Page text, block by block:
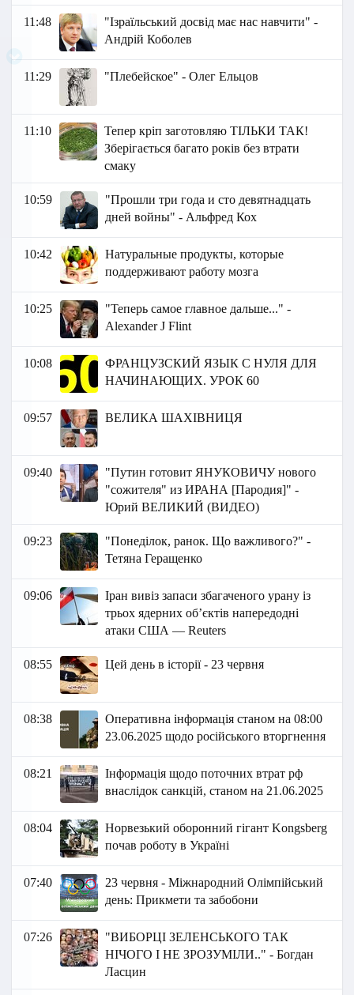
11:48
"Ізраїльський досвід має нас навчити" -
Андрій Коболев
11:29 "Плебейское" - Олег Ельцов
11:10
Тепер кріп заготовляю ТІЛЬКИ ТАК!
Зберігається багато років без втрати
смаку
10:59
"Прошли три года и сто девятнадцать
дней войны" - Альфред Кох
10:42
Натуральные продукты, которые
поддерживают работу мозга
10:25
"Теперь самое главное дальше..." -
Аlexander J Flint
10:08
ФРАНЦУЗСКИЙ ЯЗЫК C НУЛЯ ДЛЯ
НАЧИНАЮЩИХ. УРОК 60
09:57 ВЕЛИКА ШАХІВНИЦЯ
09:40
"Путин готовит ЯНУКОВИЧУ нового
"сожителя" из ИРАНА [Пародия]" -
Юрий ВЕЛИКИЙ (ВИДЕО)
09:23
"Понеділок, ранок. Що важливого?" -
Тетяна Геращенко
09:06
Іран вивіз запаси збагаченого урану із
трьох ядерних об’єктів напередодні
атаки США — Reuters
08:55 Цей день в історії - 23 червня
08:38
Оперативна інформація станом на 08:00
23.06.2025 щодо російського вторгнення
08:21
Інформація щодо поточних втрат рф
внаслідок санкцій, станом на 21.06.2025
08:04
Норвезький оборонний гігант Kongsberg
почав роботу в Україні
07:40
23 червня - Міжнародний Олімпійський
день: Прикмети та забобони
07:26
"ВИБОРЦІ ЗЕЛЕНСЬКОГО ТАК
НІЧОГО І НЕ ЗРОЗУМІЛИ.." - Богдан
Ласцин